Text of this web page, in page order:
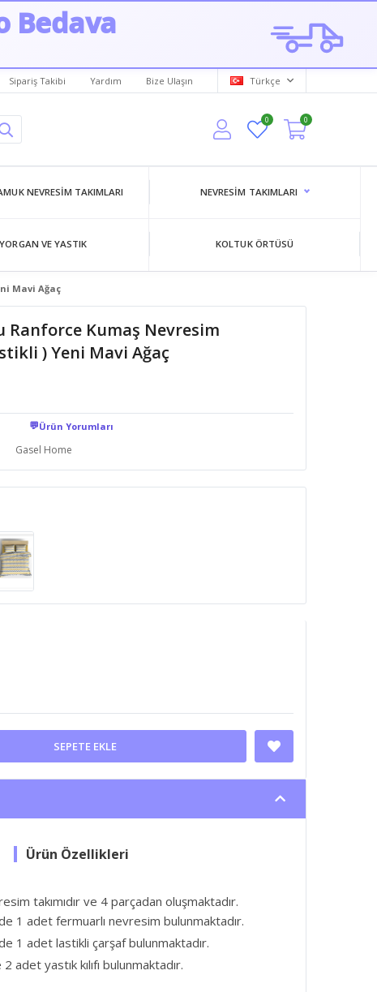
Bedava
Sipariş Takibi Yardım Bize Ulaşın Türkçe
0 0
NEVRESIM TAKIMLARI NEVRESIM TAKIMLARI
YORGAN VE YASTIK KOLTUK ÖRTÜSÜ
Mavi Ağaç
Kumaş Nevresim
) Yeni Mavi Ağaç
💬Ürün Yorumları
Gasel Home
SEPETE EKLE
takımıdır ve 4 parçadan oluşmaktadır.
1 adet fermuarlı nevresim bulunmaktadır.
1 adet lastikli çarşaf bulunmaktadır.
adet yastık kılıfı bulunmaktadır.